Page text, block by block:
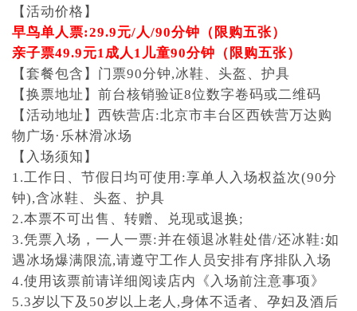
【活动价格】
早鸟单人票:29.9元/人/90分钟（限购五张）
亲子票49.9元1成人1儿童90分钟（限购五张）
【套餐包含】门票90分钟,冰鞋、头盔、护具
【换票地址】前台核销验证8位数字卷码或二维码
【活动地址】西铁营店:北京市丰台区西铁营万达购
物广场·乐林滑冰场
【入场须知】
1.工作日、节假日均可使用:享单人入场权益次(90分
钟),含冰鞋、头盔、护具
2.本票不可出售、转赠、兑现或退换;
3.凭票入场，一人一票:并在领退冰鞋处借/还冰鞋:如
遇冰场爆满限流,请遵守工作人员安排有序排队入场
4.使用该票前请详细阅读店内《入场前注意事项》
5.3岁以下及50岁以上老人,身体不适者、孕妇及酒后